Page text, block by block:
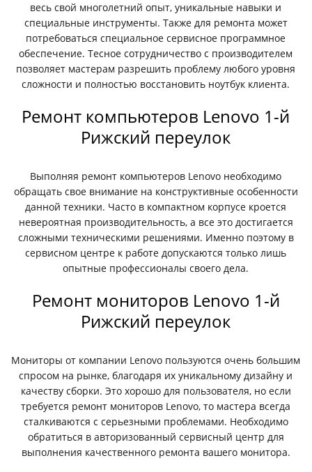
весь свой многолетний опыт, уникальные навыки и
специальные инструменты. Также для ремонта может
потребоваться специальное сервисное программное
обеспечение. Тесное сотрудничество с производителем
позволяет мастерам разрешить проблему любого уровня
сложности и полностью восстановить ноутбук клиента.
Ремонт компьютеров Lenovo 1-й
Рижский переулок
Выполняя ремонт компьютеров Lenovo необходимо
обращать свое внимание на конструктивные особенности
данной техники. Часто в компактном корпусе кроется
невероятная производительность, а все это достигается
сложными техническими решениями. Именно поэтому в
сервисном центре к работе допускаются только лишь
опытные профессионалы своего дела.
Ремонт мониторов Lenovo 1-й
Рижский переулок
Мониторы от компании Lenovo пользуются очень большим
спросом на рынке, благодаря их уникальному дизайну и
качеству сборки. Это хорошо для пользователя, но если
требуется ремонт мониторов Lenovo, то мастера всегда
сталкиваются с серьезными проблемами. Необходимо
обратиться в авторизованный сервисный центр для
выполнения качественного ремонта вашего монитора.